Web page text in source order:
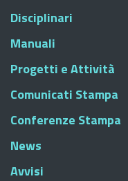
Disciplinari
Manuali
Progetti e Attività
Comunicati Stampa
Conferenze Stampa
News
Avvisi